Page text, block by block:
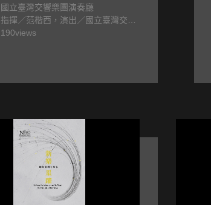
works
國立臺灣交響樂團演奏廳
指揮／范楷西，演出／國立臺灣交響
樂團
190views